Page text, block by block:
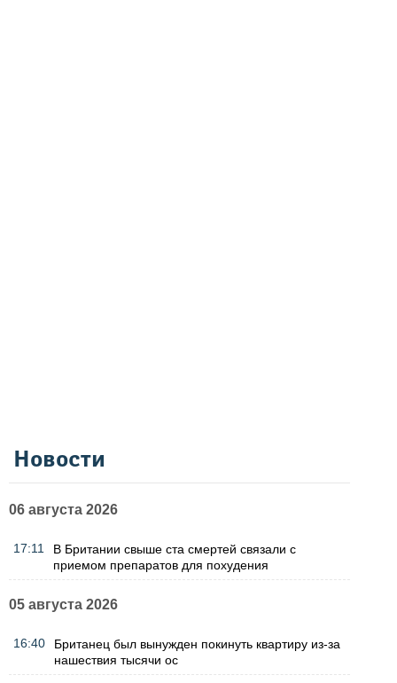
Новости
06 августа 2026
17:11
В Британии свыше ста смертей связали с
приемом препаратов для похудения
05 августа 2026
16:40
Британец был вынужден покинуть квартиру из-за
нашествия тысячи ос